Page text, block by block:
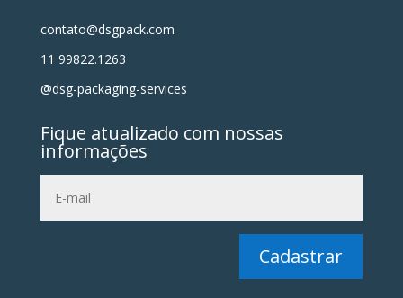
contato@dsgpack.com
11 99822.1263
@dsg-packaging-services
Fique atualizado com nossas
informações
Cadastrar